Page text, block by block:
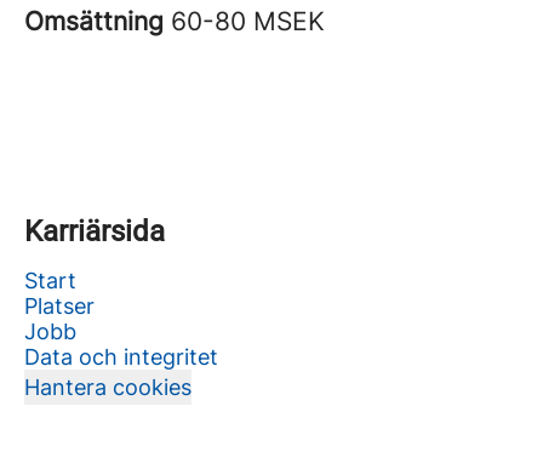
Omsättning 60-80 MSEK
Karriärsida
Start
Platser
Jobb
Data och integritet
Hantera cookies